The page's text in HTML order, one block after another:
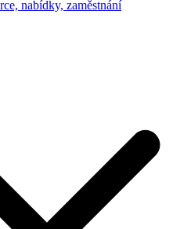
nabídky, zaměstnání